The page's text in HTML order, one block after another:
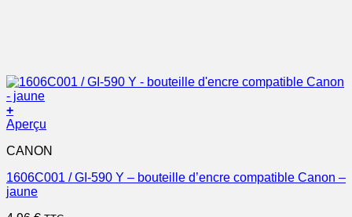
+
Aperçu
CANON
1606C001 / GI-590 Y – bouteille d’encre compatible Canon –
jaune